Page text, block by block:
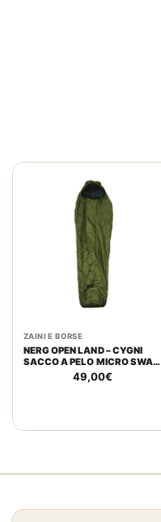
ZAINI E BORSE
NERG OPEN LAND – CYGNI
SACCO A PELO MICRO SWAN
49,00€